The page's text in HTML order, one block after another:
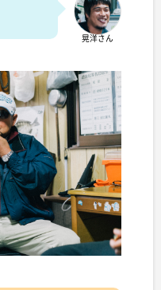
晃洋さん